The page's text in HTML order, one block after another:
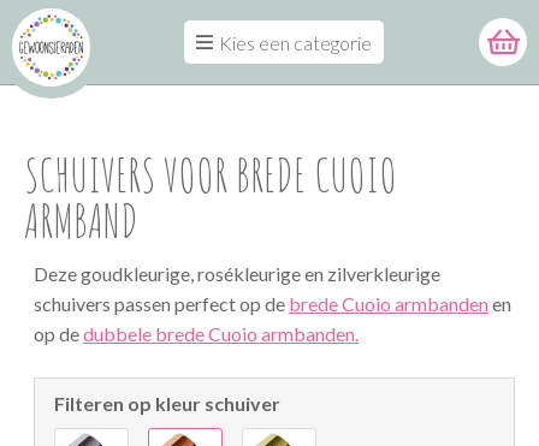
Kies een categorie
SCHUIVERS VOOR BREDE CUOIO
ARMBAND
Deze goudkleurige, rosékleurige en zilverkleurige
schuivers passen perfect op de brede Cuoio armbanden en
op dedubbele brede Cuoio armbanden.
Filteren op kleur schuiver